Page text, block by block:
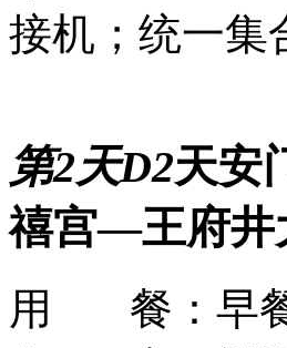
接机；统一集
第2天D2天安
禧宫—王府井
用 餐： 早